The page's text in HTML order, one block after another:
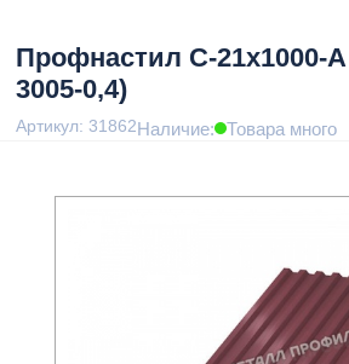
Профнастил С-21x1000-
3005-0,4)
Артикул: 31862Наличие: Товара много